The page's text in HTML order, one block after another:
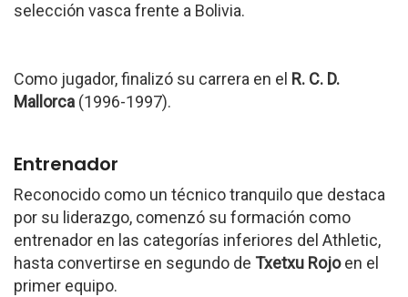
selección vasca frente a Bolivia.
Como jugador, finalizó su carrera en el R. C. D.
Mallorca (1996-1997).
Entrenador
Reconocido como un técnico tranquilo que destaca
por su liderazgo, comenzó su formación como
entrenador en las categorías inferiores del Athletic,
hasta convertirse en segundo de Txetxu Rojoen el
primer equipo.